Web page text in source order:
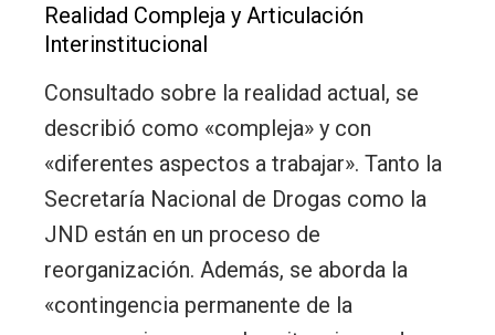
Realidad Compleja y Articulación
Interinstitucional
Consultado sobre la realidad actual, se
describió como «compleja» y con
«diferentes aspectos a trabajar». Tanto la
Secretaría Nacional de Drogas como la
JND están en un proceso de
reorganización. Además, se aborda la
«contingencia permanente de la